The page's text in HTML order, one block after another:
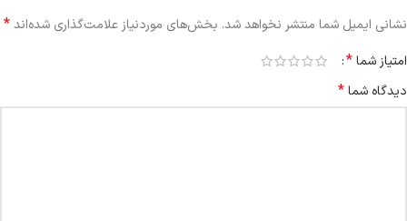
نشانی ایمیل شما منتشر نخواهد شد. بخش‌های موردنیاز علامت‌گذاری شده‌اند*
امتیاز شما*
دیدگاه شما*